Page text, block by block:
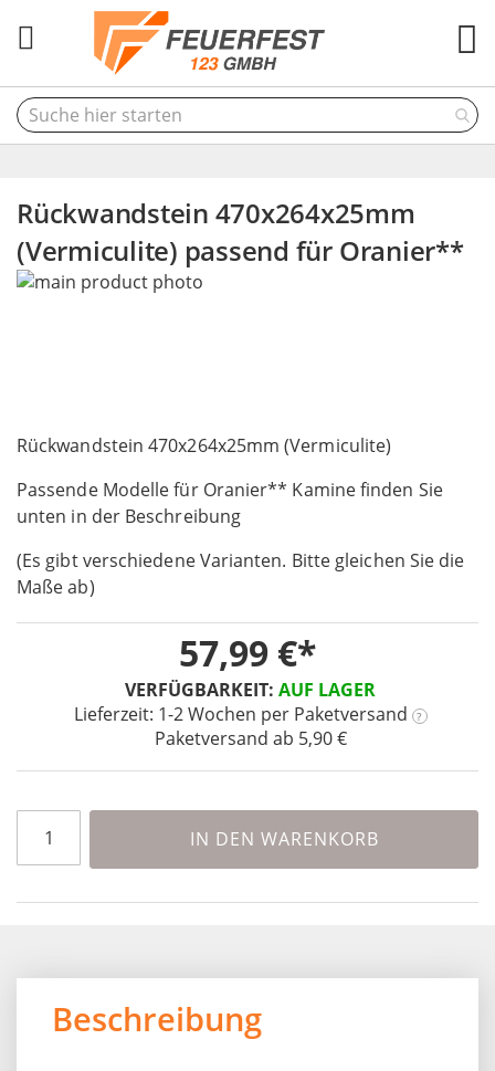
Rückwandstein 470x264x25mm
(Vermiculite) passend für Oranier**
Rückwandstein 470x264x25mm (Vermiculite)
Passende Modelle für Oranier** Kamine finden Sie
unten in der Beschreibung
(Es gibt verschiedene Varianten. Bitte gleichen Sie die
Maße ab)
VERFÜGBARKEIT: AUF LAGER
Lieferzeit: 1-2 Wochen per Paketversand ?
Paketversand ab 5,90 €
57,99 €
IN DEN WARENKORB
Skip
gallery
to
beginning
of
images
gallery
Beschreibung